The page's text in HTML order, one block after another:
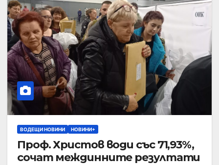
ВОДЕЩИ НОВИНИ НОВИНИ+
Проф. Христов води със 71,93%,
сочат междинните резултати